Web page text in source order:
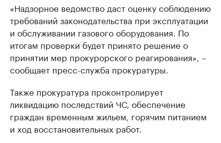
«Надзорное ведомство даст оценку соблюдению
требований законодательства при эксплуатации
и обслуживании газового оборудования. По
итогам проверки будет принято решение о
принятии мер прокурорского реагирования», –
сообщает пресс-служба прокуратуры.
Также прокуратура проконтролирует
ликвидацию последствий ЧС, обеспечение
граждан временным жильем, горячим питанием
и ход восстановительных работ.